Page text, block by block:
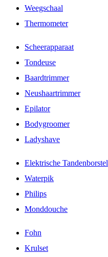
Weegschaal
Thermometer
Scheerapparaat
Tondeuse
Baardtrimmer
Neushaartrimmer
Epilator
Bodygroomer
Ladyshave
Elektrische Tandenborstel
Waterpik
Philips
Monddouche
Fohn
Krulset